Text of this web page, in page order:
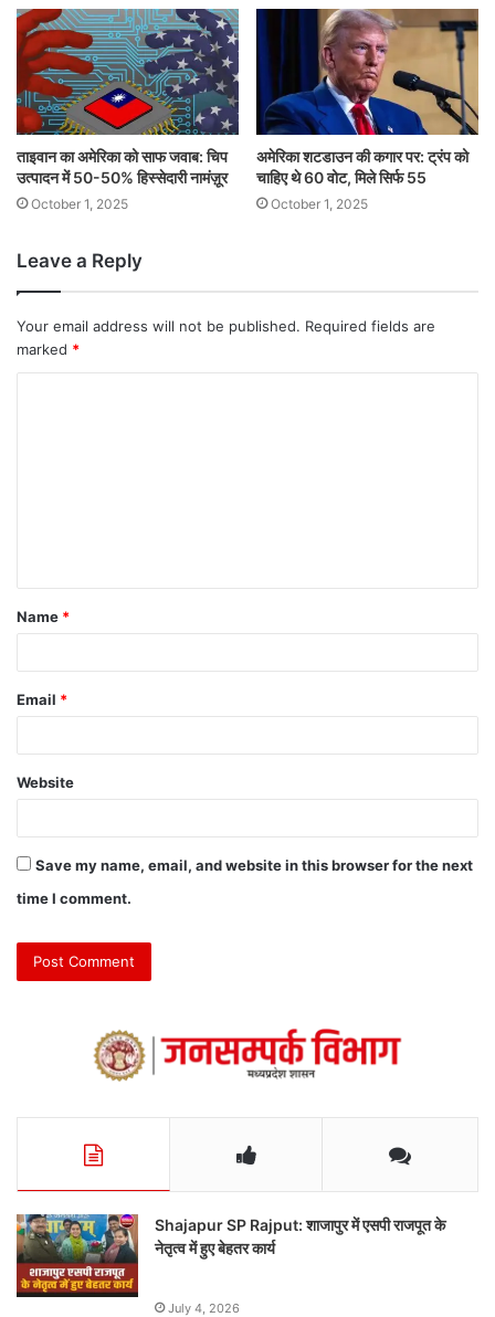
ताइवान का अमेरिका को साफ जवाब: चिप
उत्पादन में 50-50% हिस्सेदारी नामंज़ूर
October 1, 2025
अमेरिका शटडाउन की कगार पर: ट्रंप को
चाहिए थे 60 वोट, मिले सिर्फ 55
October 1, 2025
Leave a Reply
Your email address will not be published. Required fields are
marked *
Name *
Email *
Website
Save my name, email, and website in this browser for the next
time I comment.
Shajapur SP Rajput: शाजापुर में एसपी राजपूत के
नेतृत्व में हुए बेहतर कार्य
July 4, 2026